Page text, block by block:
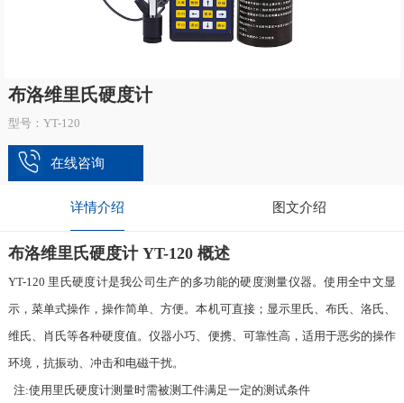
布洛维里氏硬度计
型号：YT-120
在线咨询
详情介绍 图文介绍
布洛维里氏硬度计 YT-120 概述
YT-120 里氏硬度计是我公司生产的多功能的硬度测量仪器。使用全中文显
示，菜单式操作，操作简单、方便。本机可直接；显示里氏、布氏、洛氏、
维氏、肖氏等各种硬度值。仪器小巧、便携、可靠性高，适用于恶劣的操作
环境，抗振动、冲击和电磁干扰。
注:使用里氏硬度计测量时需被测工件满足一定的测试条件